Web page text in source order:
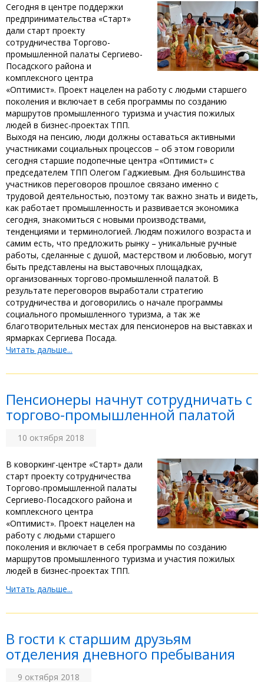
Сегодня в центре поддержки
предпринимательства «Старт»
дали старт проекту
сотрудничества Торгово-
промышленной палаты Сергиево-
Посадского района и
комплексного центра
«Оптимист». Проект нацелен на работу с людьми старшего
поколения и включает в себя программы по созданию
маршрутов промышленного туризма и участия пожилых
людей в бизнес-проектах ТПП.
Выходя на пенсию, люди должны оставаться активными
участниками социальных процессов – об этом говорили
сегодня старшие подопечные центра «Оптимист» с
председателем ТПП Олегом Гаджиевым. Дня большинства
участников переговоров прошлое связано именно с
трудовой деятельностью, поэтому так важно знать и видеть,
как работает промышленность и развивается экономика
сегодня, знакомиться с новыми производствами,
тенденциями и терминологией. Людям пожилого возраста и
самим есть, что предложить рынку – уникальные ручные
работы, сделанные с душой, мастерством и любовью, могут
быть представлены на выставочных площадках,
организованных торгово-промышленной палатой. В
результате переговоров выработали стратегию
сотрудничества и договорились о начале программы
социального промышленного туризма, а так же
благотворительных местах для пенсионеров на выставках и
ярмарках Сергиева Посада.
Читать дальше...
Пенсионеры начнут сотрудничать с
торгово-промышленной палатой
10 октября 2018
В коворкинг-центре «Старт» дали
старт проекту сотрудничества
Торгово-промышленной палаты
Сергиево-Посадского района и
комплексного центра
«Оптимист». Проект нацелен на
работу с людьми старшего
поколения и включает в себя программы по созданию
маршрутов промышленного туризма и участия пожилых
людей в бизнес-проектах ТПП.
Читать дальше...
В гости к старшим друзьям
отделения дневного пребывания
9 октября 2018